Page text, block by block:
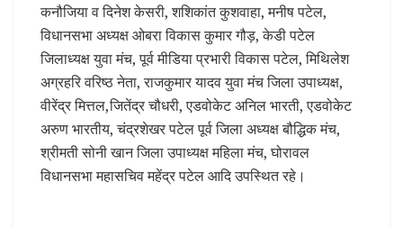
कनौजिया व दिनेश केसरी, शशिकांत कुशवाहा, मनीष पटेल,
विधानसभा अध्यक्ष ओबरा विकास कुमार गौड़, केडी पटेल
जिलाध्यक्ष युवा मंच, पूर्व मीडिया प्रभारी विकास पटेल, मिथिलेश
अग्रहरि वरिष्ठ नेता, राजकुमार यादव युवा मंच जिला उपाध्यक्ष,
वीरेंद्र मित्तल,जितेंद्र चौधरी, एडवोकेट अनिल भारती, एडवोकेट
अरुण भारतीय, चंद्रशेखर पटेल पूर्व जिला अध्यक्ष बौद्धिक मंच,
श्रीमती सोनी खान जिला उपाध्यक्ष महिला मंच, घोरावल
विधानसभा महासचिव महेंद्र पटेल आदि उपस्थित रहे।